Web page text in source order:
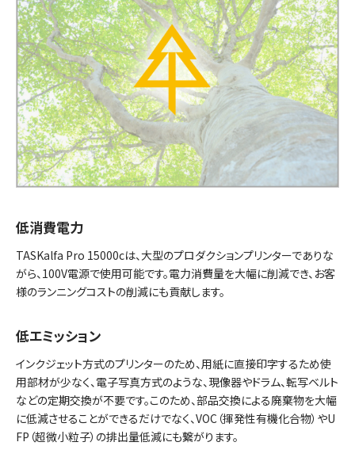
低消費電力
TASKalfa Pro 15000cは、大型のプロダクションプリンターでありな
がら、100V電源で使用可能です。電力消費量を大幅に削減でき、お客
様のランニングコストの削減にも貢献します。
低エミッション
インクジェット方式のプリンターのため、用紙に直接印字するため使
用部材が少なく、電子写真方式のような、現像器やドラム、転写ベルト
などの定期交換が不要です。このため、部品交換による廃棄物を大幅
に低減させることができるだけでなく、VOC（揮発性有機化合物）やU
FP（超微小粒子）の排出量低減にも繋がります。